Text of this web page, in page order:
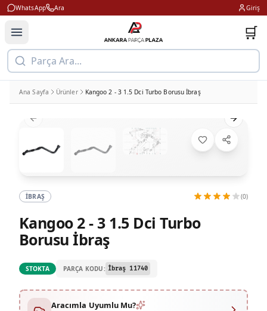
WhatsApp Ara Giriş
🛒
Parça Ara...
Ana Sayfa Ürünler Kangoo 2 - 3 1.5 Dci Turbo Borusu İbraş
Previous slide Next
İBRAŞ (0)
Kangoo 2 - 3 1.5 Dci Turbo
Borusu İbraş
STOKTA PARÇA KODU: İbraş 11740
Aracımla Uyumlu Mu?